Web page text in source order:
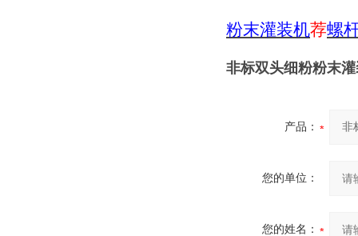
粉末灌装机荐螺
非标双头细粉粉末
产品：
您的单位：
您的姓名：